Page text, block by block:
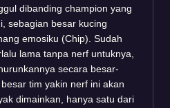
dibanding champion yang
sebagian besar kucing
emosiku (Chip). Sudah
lama tanpa nerf untuknya,
secara besar-
tim yakin nerf ini akan
dimainkan, hanya satu dari